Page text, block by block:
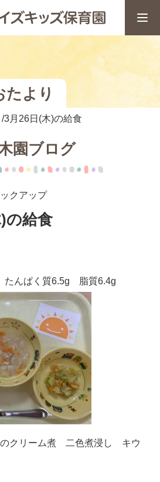
たより
3月26日(木)の給食
園ブログ
クアップ
の給食
んぱく質6.5g 脂質6.4g
クリーム煮 二色煮浸し キウ